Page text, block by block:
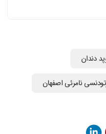
دندان
نامرئی اصفهان